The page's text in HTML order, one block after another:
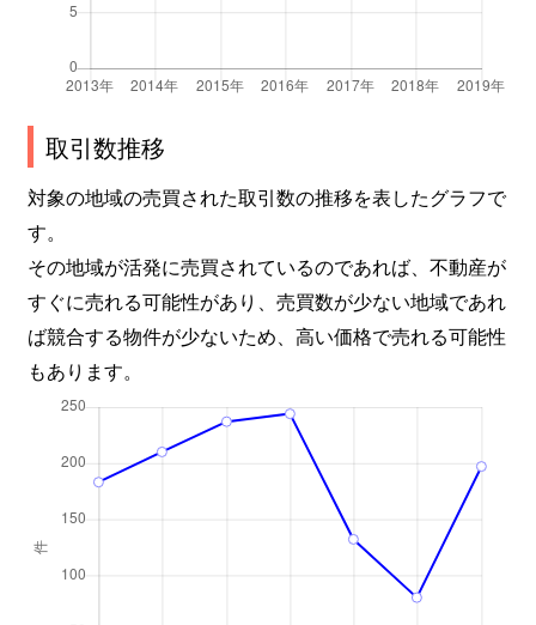
取引数推移
対象の地域の売買された取引数の推移を表したグラフで
す。
その地域が活発に売買されているのであれば、不動産が
すぐに売れる可能性があり、売買数が少ない地域であれ
ば競合する物件が少ないため、高い価格で売れる可能性
もあります。